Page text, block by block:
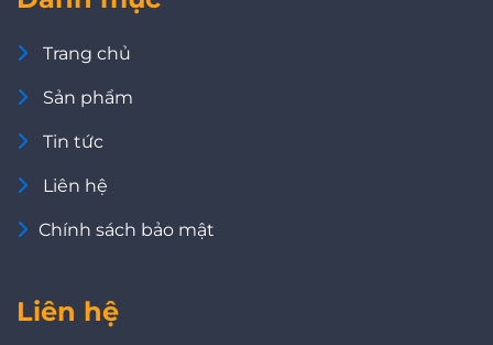
Trang chủ
Sản phẩm
Tin tức
Liên hệ
Chính sách bảo mật
Liên hệ